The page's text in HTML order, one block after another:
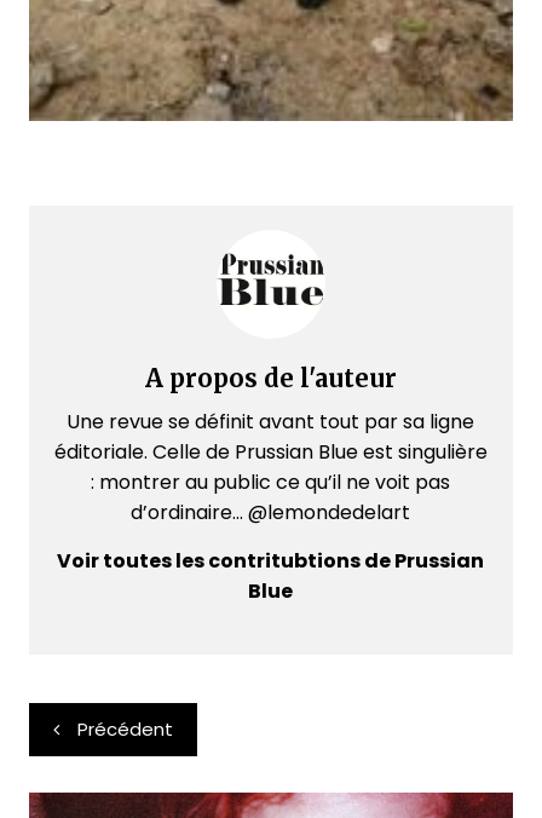
A propos de l'auteur
Une revue se définit avant tout par sa ligne
éditoriale. Celle de Prussian Blue est singulière
: montrer au public ce qu’il ne voit pas
d’ordinaire... @lemondedelart
Voir toutes les contritubtions de Prussian
Blue
Navigation
de
l’article
Précédent